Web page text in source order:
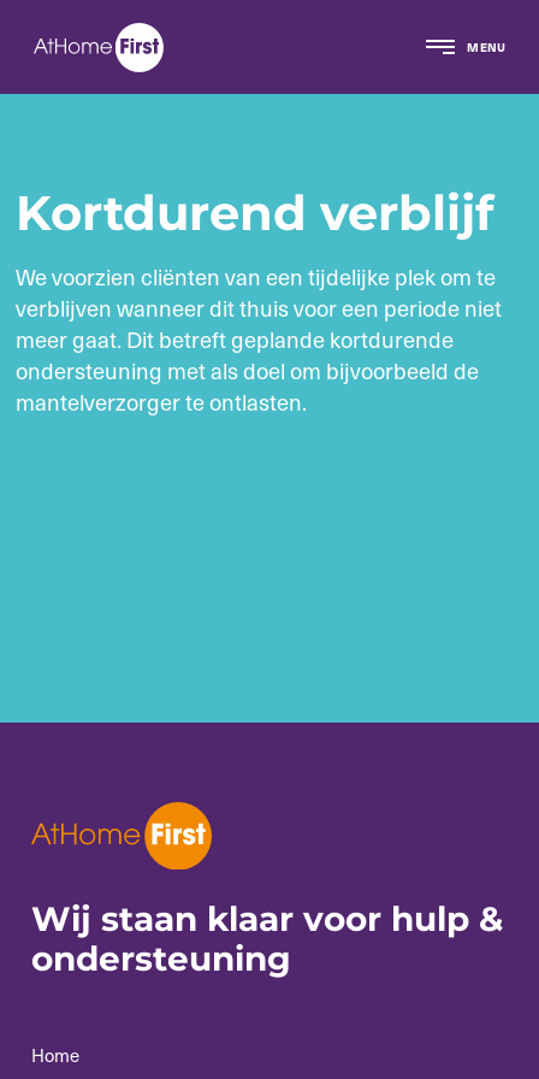
MENU
Kortdurend verblijf
We voorzien cliënten van een tijdelijke plek om te
verblijven wanneer dit thuis voor een periode niet
meer gaat. Dit betreft geplande kortdurende
ondersteuning met als doel om bijvoorbeeld de
mantelverzorger te ontlasten.
Wij staan klaar voor hulp &
ondersteuning
Home